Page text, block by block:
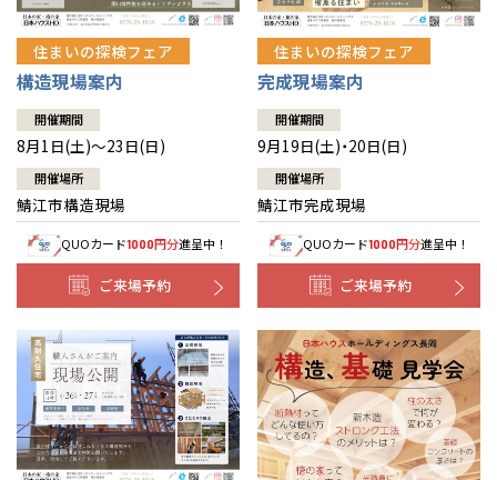
住まいの探検フェア
構造現場案内
開催期間
8月1日(土)～23日(日)
開催場所
鯖江市構造現場
QUOカード1000円分進呈中！
ご来場予約
住まいの探検フェア
完成現場案内
開催期間
9月19日(土)・20日(日)
開催場所
鯖江市完成現場
QUOカード1000円分進呈中！
ご来場予約